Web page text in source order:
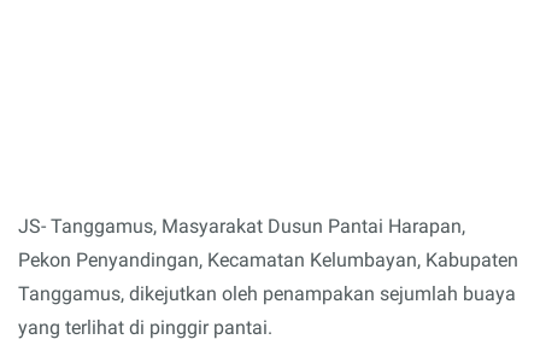
JS- Tanggamus, Masyarakat Dusun Pantai Harapan,
Pekon Penyandingan, Kecamatan Kelumbayan, Kabupaten
Tanggamus, dikejutkan oleh penampakan sejumlah buaya
yang terlihat di pinggir pantai.